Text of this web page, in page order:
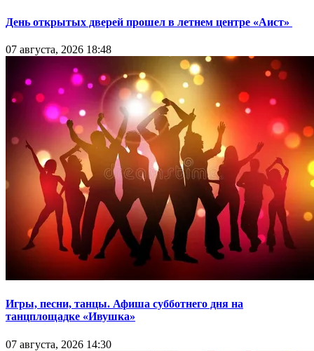
День открытых дверей прошел в летнем центре «Аист»
07 августа, 2026 18:48
Игры, песни, танцы. Афиша субботнего дня на
танцплощадке «Ивушка»
07 августа, 2026 14:30